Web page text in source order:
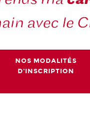
NOS MODALITÉS
D'INSCRIPTION